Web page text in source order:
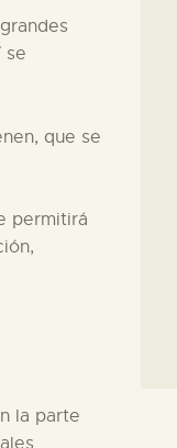
se
que se
permitirá
la parte